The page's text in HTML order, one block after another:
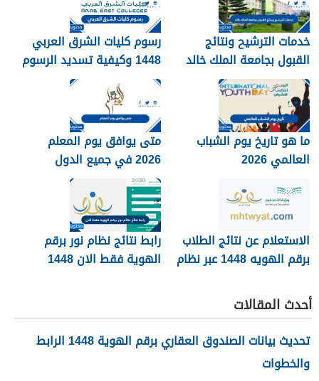
خدمات الترشيح ونتائج
القبول بجامعة الملك خالد
1448
رسوم كليات الشرق العربي
1448 وكيفية تسديد الرسوم
ما هو تاريخ يوم الشباب
العالمي 2026
متى يوافق يوم المعلم
2026 في جميع الدول
العربية
الاستعلام عن نتائج الطلاب
برقم الهويه 1448 عبر نظام
رابط نتائج نظام نور برقم
الهوية فقط الان 1448
أحدث المقالات
تحديث بيانات الصندوق العقاري برقم الهوية 1448 الرابط
والخطوات